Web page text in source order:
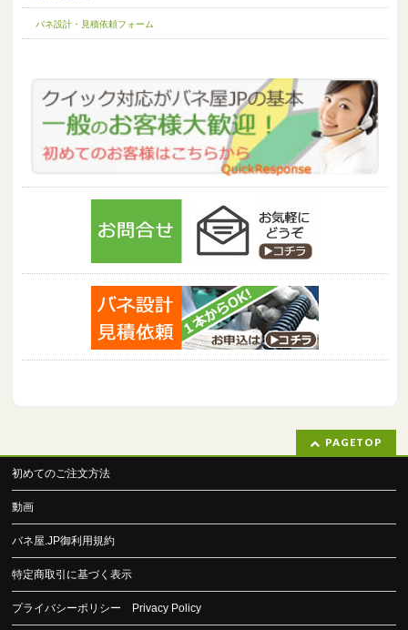
バネ設計・見積依頼フォーム
PAGETOP
初めてのご注文方法
動画
バネ屋.JP御利用規約
特定商取引に基づく表示
プライバシーポリシー Privacy Policy